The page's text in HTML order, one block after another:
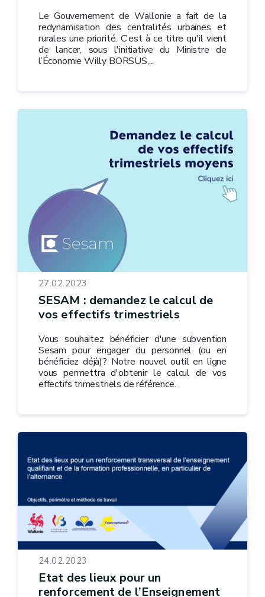
Le Gouvernement de Wallonie a fait de la
redynamisation des centralités urbaines et
rurales une priorité. C'est à ce titre qu'il vient
de lancer, sous l'initiative du Ministre de
l’Économie Willy BORSUS,...
27.02.2023
SESAM : demandez le calcul de
vos effectifs trimestriels
Vous souhaitez bénéficier d'une subvention
Sesam pour engager du personnel (ou en
bénéficiez déjà)? Notre nouvel outil en ligne
vous permettra d'obtenir le calcul de vos
effectifs trimestriels de référence.
24.02.2023
Etat des lieux pour un
renforcement de l’Enseignement